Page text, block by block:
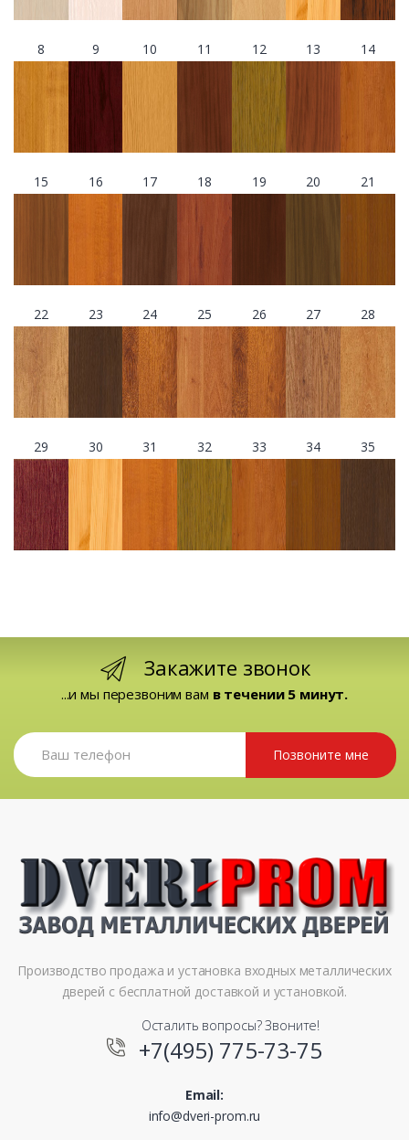
8 9 10 11 12 13 14
15 16 17 18 19 20 21
22 23 24 25 26 27 28
29 30 31 32 33 34 35
Закажите звонок
...и мы перезвоним вам в течении 5 минут.
Позвоните мне
Производство продажа и установка входных металлических
дверей с бесплатной доставкой и установкой.
Осталить вопросы? Звоните!
+7(495) 775-73-75
Email:
info@dveri-prom.ru